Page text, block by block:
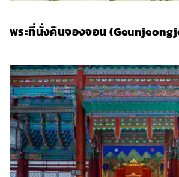
พระที่นั่งคึนจองจอน